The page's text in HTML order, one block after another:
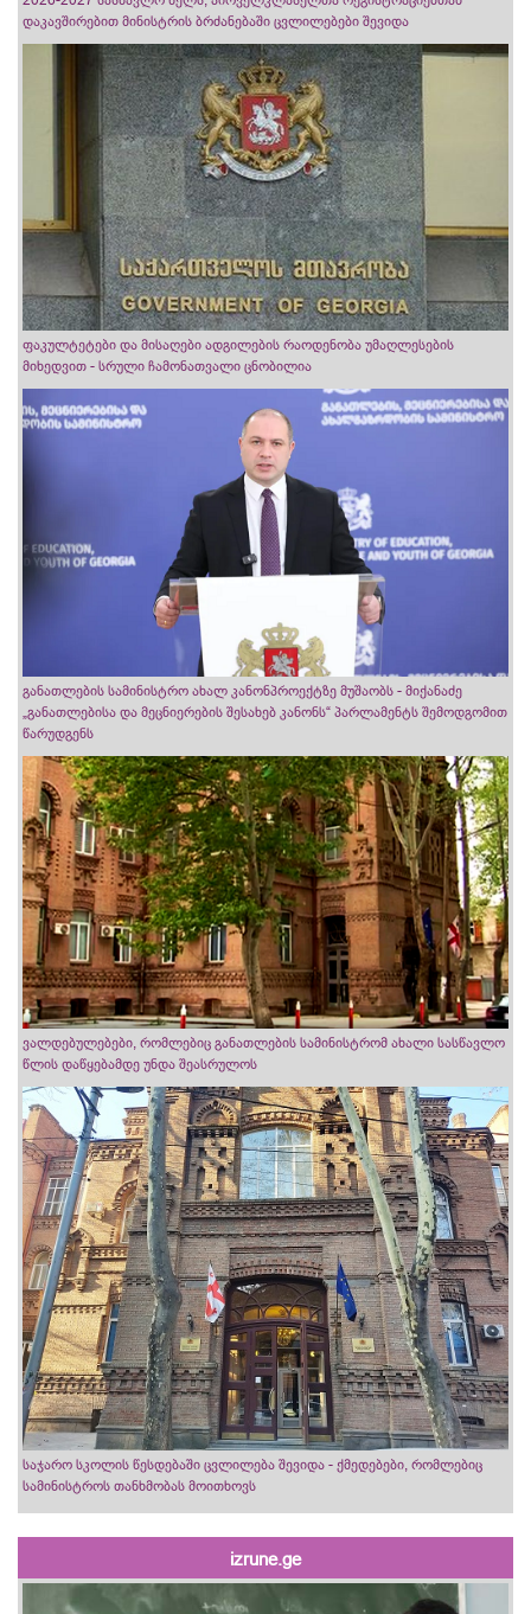
დაკავშირებით მინისტრის ბრძანებაში ცვლილებები შევიდა
ფაკულტეტები და მისაღები ადგილების რაოდენობა უმაღლესების
მიხედვით - სრული ჩამონათვალი ცნობილია
განათლების სამინისტრო ახალ კანონპროექტზე მუშაობს - მიქანაძე
„განათლებისა და მეცნიერების შესახებ კანონს“ პარლამენტს შემოდგომით
წარუდგენს
ვალდებულებები, რომლებიც განათლების სამინისტრომ ახალი სასწავლო
წლის დაწყებამდე უნდა შეასრულოს
საჯარო სკოლის წესდებაში ცვლილება შევიდა - ქმედებები, რომლებიც
სამინისტროს თანხმობას მოითხოვს
izrune.ge